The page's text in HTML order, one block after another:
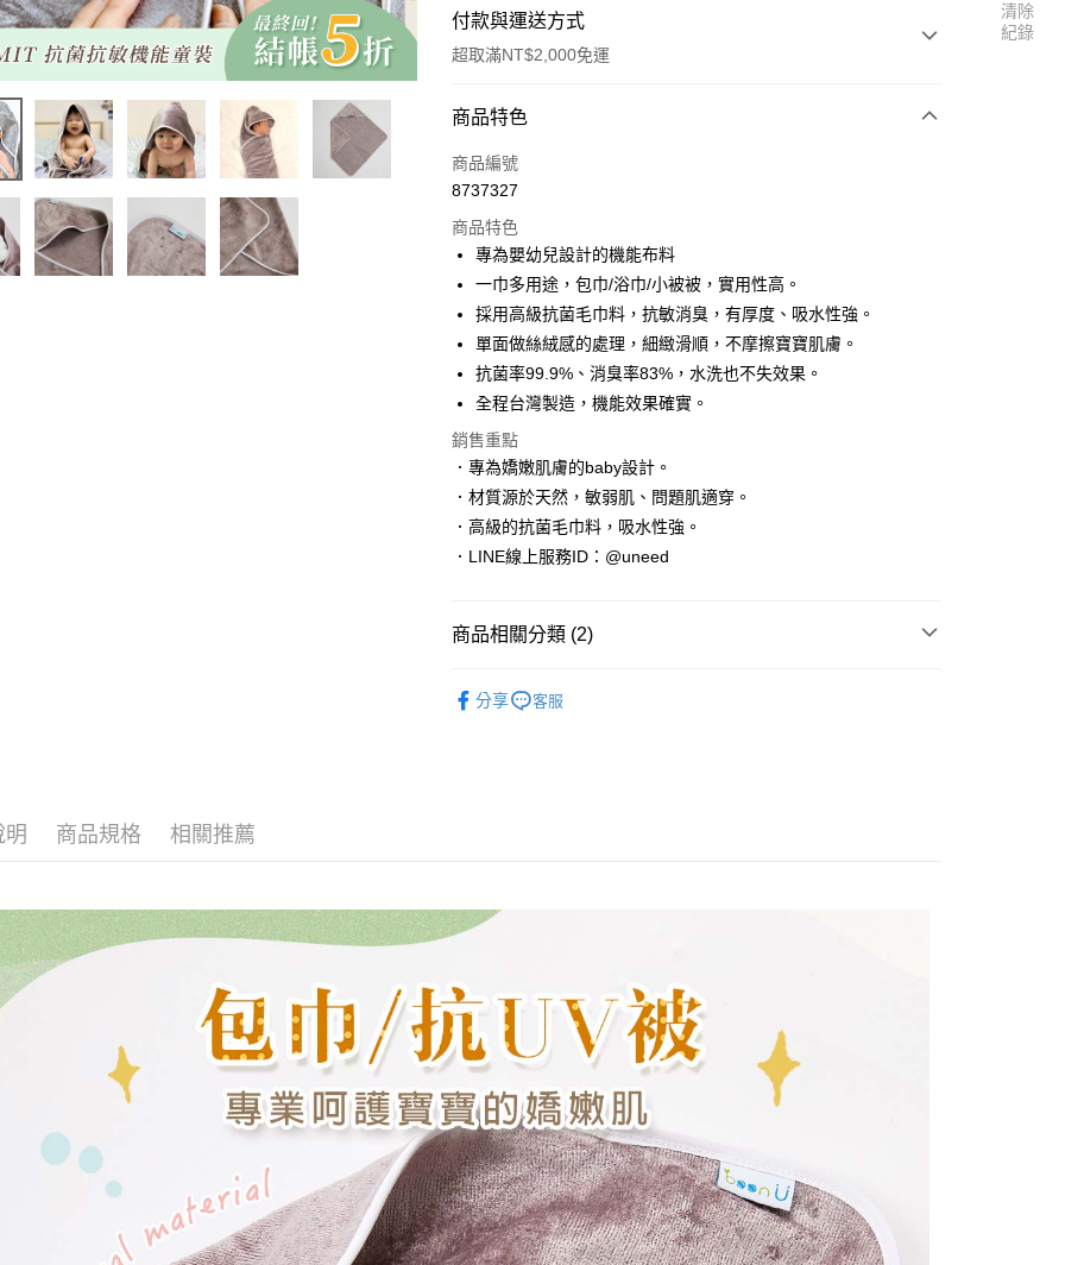
付款與運送方式
超取滿NT$2,000免運
付款方式
信用卡一次付款
Apple Pay
街口支付
悠遊付
Google Pay
AFTEE先享後付
相關說明
【關於「AFTEE先享後付」】
AFTEE先享後付是「在收到商品之後才付款」的支付方式。 讓您購物簡單
便利好安心！
３．安心：先確認商品／服務後，再付款。
１．於結帳方式選擇「AFTEE先享後付」後，將跳轉至「AFTEE先享後
付」結帳頁面，進行簡訊認證並確認金額後，即可完成結帳。
交易，需依本服務之必要範圍內提供個人資料，並將交易相關給付款項請
求債權轉讓予恩沛科技股份有限公司。
２．關於個人資料處理事宜，請瀏覽以下網址：
https://aftee.tw/terms/#terms3
３．未成年的使用者請事先徵得法定代理人或監護人之同意方可使用
「AFTEE先享後付」，若未經同意申辦者引起之損失，本公司不負相關責
任。
４．使用「AFTEE先享後付」時，將依據個別帳號之用戶狀況，依本公司
即時審查核予不同之上限額度；若仍有額度不足之情形，本公司將視審查
結果請求用戶進行身份認證。
５．嚴禁一人註冊多個帳號或使用他人資訊註冊。若發現惡意使用之情
形，恩沛科技股份有限公司將有權停止該用戶之使用額度並採取法律行
動。
ATM付款
每筆NT$100，滿NT$2,000(含以上)免運費
每筆NT$100，滿NT$2,000(含以上)免運費
商品特色
商品編號
8737327
商品特色
專為嬰幼兒設計的機能布料
一巾多用途，包巾/浴巾/小被被，實用性高。
採用高級抗菌毛巾料，抗敏消臭，有厚度、吸水性強。
單面做絲絨感的處理，細緻滑順，不摩擦寶寶肌膚。
抗菌率99.9%、消臭率83%，水洗也不失效果。
全程台灣製造，機能效果確實。
銷售重點
．專為嬌嫩肌膚的baby設計。
．材質源於天然，敏弱肌、問題肌適穿。
．高級的抗菌毛巾料，吸水性強。
．LINE線上服務ID：@uneed
商品相關分類 (2)
分享 客服
明 商品規格 相關推薦
清除
紀錄